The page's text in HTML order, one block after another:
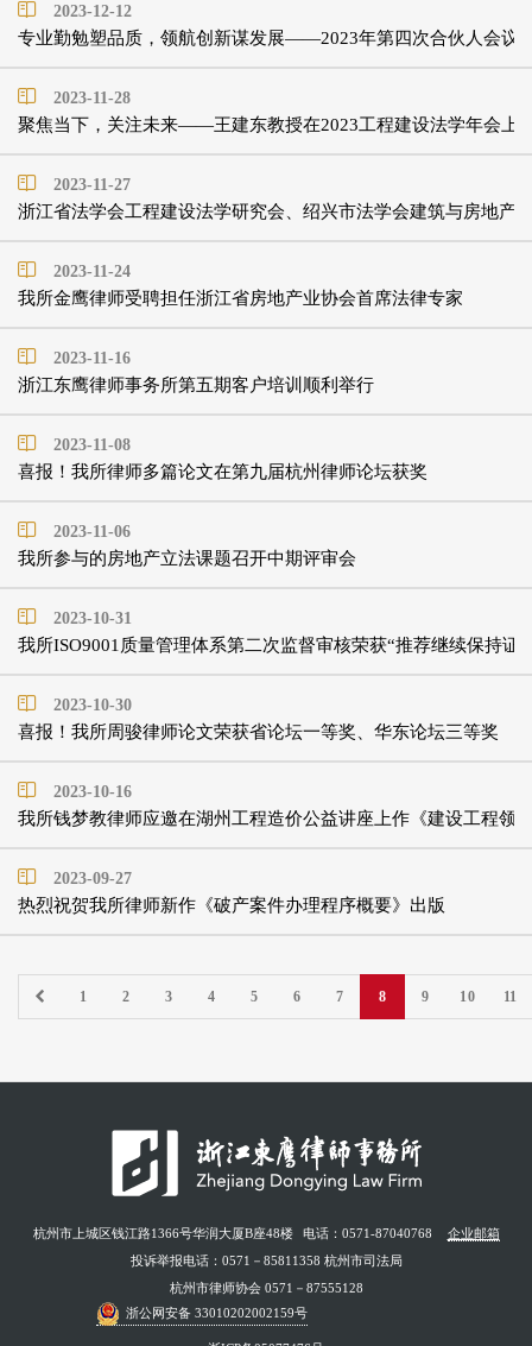
2023-12-12
专业勤勉塑品质，领航创新谋发展——2023年第四次合伙人会议
2023-11-28
聚焦当下，关注未来——王建东教授在2023工程建设法学年会上
2023-11-27
浙江省法学会工程建设法学研究会、绍兴市法学会建筑与房地产
2023-11-24
我所金鹰律师受聘担任浙江省房地产业协会首席法律专家
2023-11-16
浙江东鹰律师事务所第五期客户培训顺利举行
2023-11-08
喜报！我所律师多篇论文在第九届杭州律师论坛获奖
2023-11-06
我所参与的房地产立法课题召开中期评审会
2023-10-31
我所ISO9001质量管理体系第二次监督审核荣获“推荐继续保持证
2023-10-30
喜报！我所周骏律师论文荣获省论坛一等奖、华东论坛三等奖
2023-10-16
我所钱梦教律师应邀在湖州工程造价公益讲座上作《建设工程领
2023-09-27
热烈祝贺我所律师新作《破产案件办理程序概要》出版
1 2 3 4 5 6 7 8 9 10 11
杭州市上城区钱江路1366号华润大厦B座48楼 电话：0571-87040768 企业邮箱
投诉举报电话：0571－85811358 杭州市司法局
杭州市律师协会 0571－87555128
浙公网安备 33010202002159号